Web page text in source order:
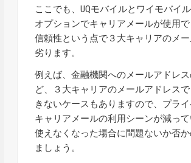
ここでも、UQモバイルとワイモバイ
オプションでキャリアメールが使用で
信頼性という点で３大キャリアのメ
劣ります。
例えば、金融機関へのメールアドレ
ど、３大キャリアのメールアドレス
きないケースもありますので、プラ
キャリアメールの利用シーンが減って
使えなくなった場合に問題ないか否
ましょう。